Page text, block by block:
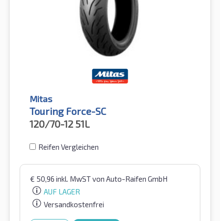
Mitas
Touring Force-SC
120/70-12 51L
Reifen Vergleichen
€ 50,96 inkl. MwSTvon Auto-Raifen GmbH
AUF LAGER
Versandkostenfrei